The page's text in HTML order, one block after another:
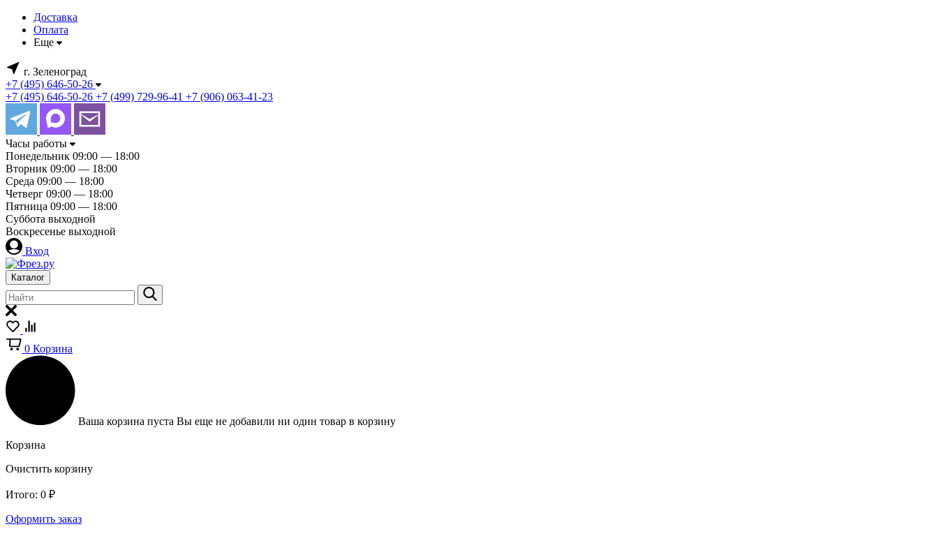
Доставка
Оплата
Еще
г. Зеленоград
+7 (495) 646-50-26
+7 (495) 646-50-26 +7 (499) 729-96-41 +7 (906) 063-41-23
Часы работы
Понедельник 09:00 — 18:00
Вторник 09:00 — 18:00
Среда 09:00 — 18:00
Четверг 09:00 — 18:00
Пятница 09:00 — 18:00
Суббота выходной
Воскресенье выходной
Вход
Каталог
0 Корзина
Ваша корзина пуста Вы еще не добавили ни один товар в корзину
Корзина
Очистить корзину
Итого: 0 ₽
Оформить заказ